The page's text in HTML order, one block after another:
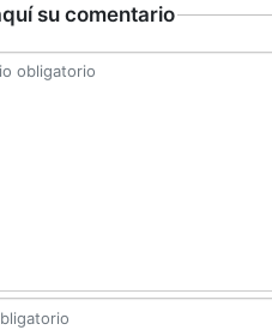
su comentario